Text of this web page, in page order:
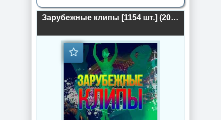
Зарубежные клипы [1154 шт.] (2021) торрент